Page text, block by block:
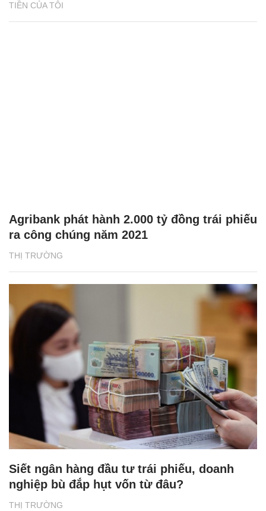
TIỀN CỦA TÔI
THỊ TRƯỜNG
Agribank phát hành 2.000 tỷ đồng trái phiếu
ra công chúng năm 2021
THỊ TRƯỜNG
Siết ngân hàng đầu tư trái phiếu, doanh
nghiệp bù đắp hụt vốn từ đâu?